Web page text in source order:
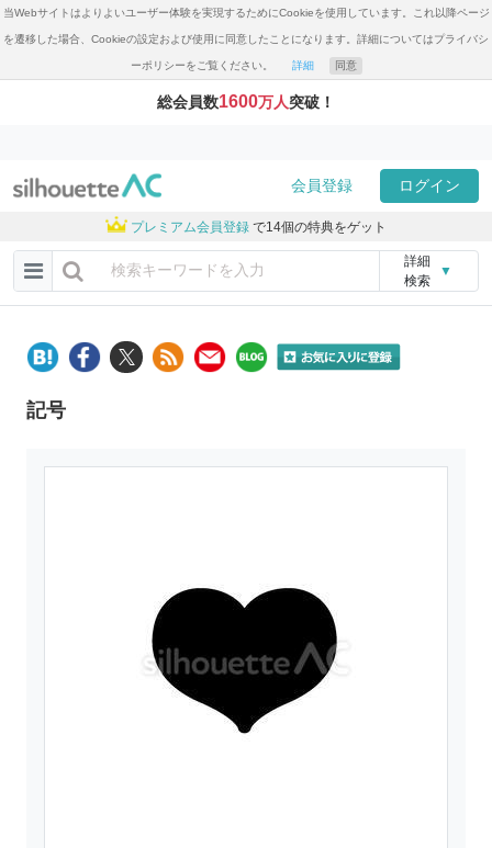
当Webサイトはよりよいユーザー体験を実現するためにCookieを使用しています。これ以降ページ
を遷移した場合、Cookieの設定および使用に同意したことになります。詳細についてはプライバシ
ーポリシーをご覧ください。 詳細 同意
総会員数1600万人突破！
会員登録 ログイン
プレミアム会員登録 で14個の特典をゲット
詳細
検索
▼
記号